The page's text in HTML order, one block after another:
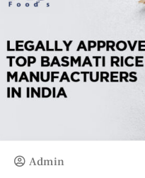
Admin